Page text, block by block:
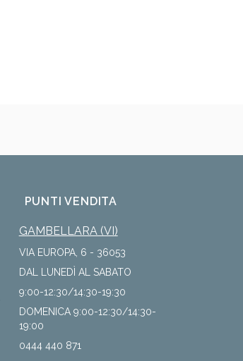
PUNTI VENDITA
GAMBELLARA (VI)
VIA EUROPA, 6 - 36053
DAL LUNEDÌ AL SABATO
9:00-12:30/14:30-19:30
DOMENICA 9:00-12:30/14:30-
19:00
0444 440 871